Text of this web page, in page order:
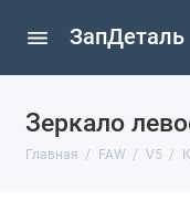
ЗапДеталь
Зеркало
Главная FAW V5